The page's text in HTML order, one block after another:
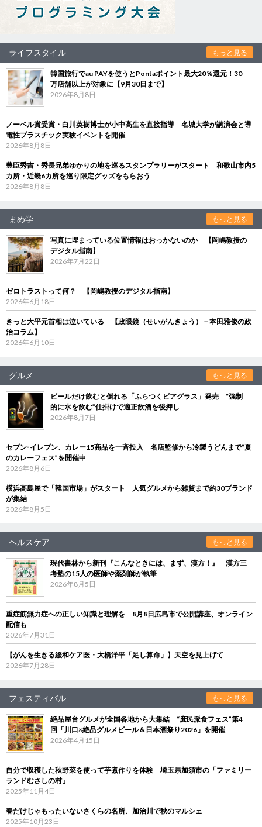
ライフスタイル もっと見る
韓国旅行でau PAYを使うとPontaポイント最大20％還元！30
万店舗以上が対象に【9月30日まで】
2026年8月8日
ノーベル賞受賞・白川英樹博士が小中高生を直接指導 名城大学が講演会と導
電性プラスチック実験イベントを開催
2026年8月8日
豊臣秀吉・秀長兄弟ゆかりの地を巡るスタンプラリーがスタート 和歌山市内5
カ所・近畿6カ所を巡り限定グッズをもらおう
2026年8月8日
まめ学 もっと見る
写真に埋まっている位置情報はおっかないのか 【岡嶋教授の
デジタル指南】
2026年7月22日
ゼロトラストって何？ 【岡嶋教授のデジタル指南】
2026年6月18日
きっと大平元首相は泣いている 【政眼鏡（せいがんきょう）－本田雅俊の政
治コラム】
2026年6月10日
グルメ もっと見る
ビールだけ飲むと倒れる「ふらつくビアグラス」発売 “強制
的に水を飲む”仕掛けで適正飲酒を後押し
2026年8月7日
セブン‐イレブン、カレー15商品を一斉投入 名店監修から冷製うどんまで“夏
のカレーフェス”を開催中
2026年8月6日
横浜高島屋で「韓国市場」がスタート 人気グルメから雑貨まで約30ブランド
が集結
2026年8月5日
ヘルスケア もっと見る
現代書林から新刊『こんなときには、まず、漢方！』 漢方三
考塾の15人の医師や薬剤師が執筆
2026年8月5日
重症筋無力症への正しい知識と理解を 8月8日広島市で公開講座、オンライン
配信も
2026年7月31日
【がんを生きる緩和ケア医・大橋洋平「足し算命」】天空を見上げて
2026年7月28日
フェスティバル もっと見る
絶品屋台グルメが全国各地から大集結 “庶民派食フェス”第4
回「川口×絶品グルメビール＆日本酒祭り2026」を開催
2026年4月15日
自分で収穫した秋野菜を使って芋煮作りを体験 埼玉県加須市の「ファミリー
ランドむさしの村」
2025年11月4日
春だけじゃもったいないさくらの名所、加治川で秋のマルシェ
2025年10月23日